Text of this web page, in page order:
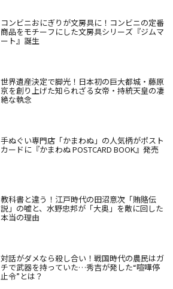
コンビニおにぎりが文房具に！コンビニの定番
商品をモチーフにした文房具シリーズ『ジムマ
ート』誕生
世界遺産決定で脚光！日本初の巨大都城・藤原
京を創り上げた知られざる女帝・持統天皇の凄
絶な執念
手ぬぐい専門店「かまわぬ」の人気柄がポスト
カードに『かまわぬ POSTCARD BOOK』発売
教科書と違う！江戸時代の田沼意次「賄賂伝
説」の嘘と、水野忠邦が「大奥」を敵に回した
本当の理由
対話がダメなら殺し合い！戦国時代の農民はガ
チで武器を持っていた…秀吉が発した“喧嘩停
止令”とは？